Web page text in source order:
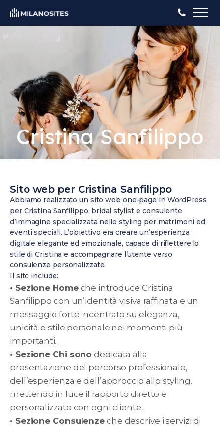
Cristina Sanfilippo
Sito web per Cristina Sanfilippo
Abbiamo realizzato un sito web one-page in WordPress
per Cristina Sanfilippo, bridal stylist e consulente
d’immagine specializzata nello styling per matrimoni ed
eventi speciali. L’obiettivo era creare un’esperienza
digitale elegante ed emozionale, capace di riflettere lo
stile di Cristina e accompagnare l’utente verso
consulenze personalizzate.
Il sito include:
• Sezione Homeche introduce Cristina
Sanfilippo con un’identità visiva raffinata e un
messaggio forte incentrato su eleganza,
unicità e stile personale nei momenti più
importanti.
• Sezione Chi sono dedicata alla
presentazione del percorso professionale,
dell’esperienza e dell’approccio allo styling,
mettendo in luce il rapporto diretto e
personalizzato con ogni cliente.
• Sezione Consulenze che descrive i servizi di